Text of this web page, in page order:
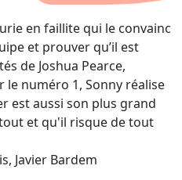
en faillite qui le convainc
et prouver qu’il est
de Joshua Pearce,
numéro 1, Sonny réalise
est aussi son plus grand
et qu'il risque de tout
Javier Bardem